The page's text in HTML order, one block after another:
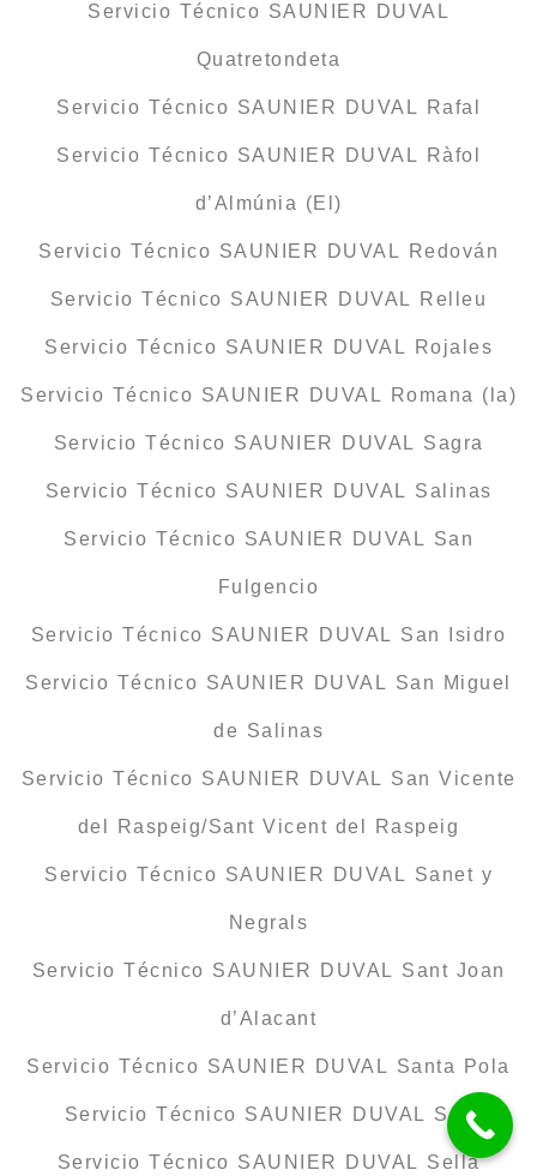
Servicio Técnico SAUNIER DUVAL
Quatretondeta
Servicio Técnico SAUNIER DUVAL Rafal
Servicio Técnico SAUNIER DUVAL Ràfol
d’Almúnia (El)
Servicio Técnico SAUNIER DUVAL Redován
Servicio Técnico SAUNIER DUVAL Relleu
Servicio Técnico SAUNIER DUVAL Rojales
Servicio Técnico SAUNIER DUVAL Romana (la)
Servicio Técnico SAUNIER DUVAL Sagra
Servicio Técnico SAUNIER DUVAL Salinas
Servicio Técnico SAUNIER DUVAL San
Fulgencio
Servicio Técnico SAUNIER DUVAL San Isidro
Servicio Técnico SAUNIER DUVAL San Miguel
de Salinas
Servicio Técnico SAUNIER DUVAL San Vicente
del Raspeig/Sant Vicent del Raspeig
Servicio Técnico SAUNIER DUVAL Sanet y
Negrals
Servicio Técnico SAUNIER DUVAL Sant Joan
d’Alacant
Servicio Técnico SAUNIER DUVAL Santa Pola
Servicio Técnico SAUNIER DUVAL Sax
Servicio Técnico SAUNIER DUVAL Sella